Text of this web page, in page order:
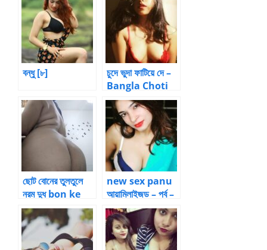
বন্ধু [৮]
চুদে ভুদা ফাটিয়ে দে –
Bangla Choti
Kahani
ছোট বোনের তুলতুলে
নরম দুধ bon ke
chodar golpo
new sex panu
আয়ামিলাইজড – পর্ব –
16 by আয়ামিল